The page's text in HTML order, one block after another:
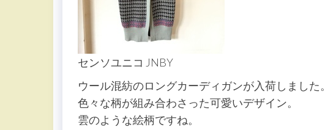
センソユニコ JNBY
ウール混紡のロングカーディガンが入荷しました。
色々な柄が組み合わさった可愛いデザイン。
雲のような絵柄ですね。